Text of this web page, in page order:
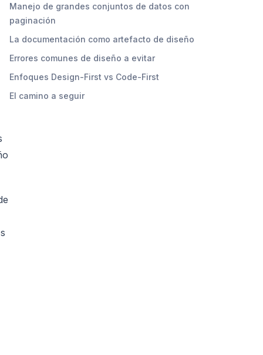
Manejo de grandes conjuntos de datos con
paginación
La documentación como artefacto de diseño
Errores comunes de diseño a evitar
Enfoques Design-First vs Code-First
El camino a seguir